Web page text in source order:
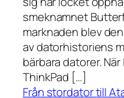
smeknamnet
marknaden blev
av datorhistoriens
bärbara datorer.
ThinkPad […]
Från stordator till